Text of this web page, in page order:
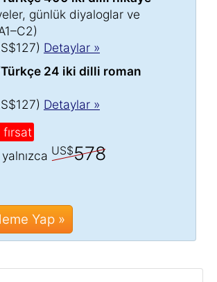
günlük diyaloglar ve
Detaylar »
24 iki dilli roman
Detaylar »
fırsat
US$578
Yap »